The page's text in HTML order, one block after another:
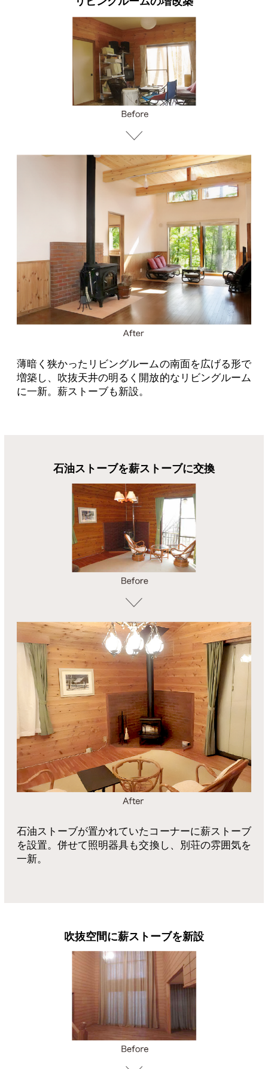
薄暗く狭かったリビングルームの南面を広げる形で
増築し、吹抜天井の明るく開放的なリビングルーム
に一新。薪ストーブも新設。
石油ストーブを薪ストーブに交換
石油ストーブが置かれていたコーナーに薪ストーブ
を設置。併せて照明器具も交換し、別荘の雰囲気を
一新。
吹抜空間に薪ストーブを新設